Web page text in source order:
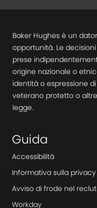
Baker Hughes è un
opportunità. Le
prese
origine nazionale o
identità o espressione
veterano protetto o
legge.
Guida
Accessibilità
Informativa sulla
Avviso di frode nel
Workday